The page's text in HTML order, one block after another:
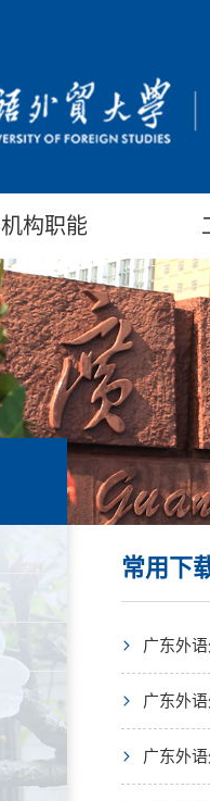
机构职能
常用下
广东外
广东外
广东外